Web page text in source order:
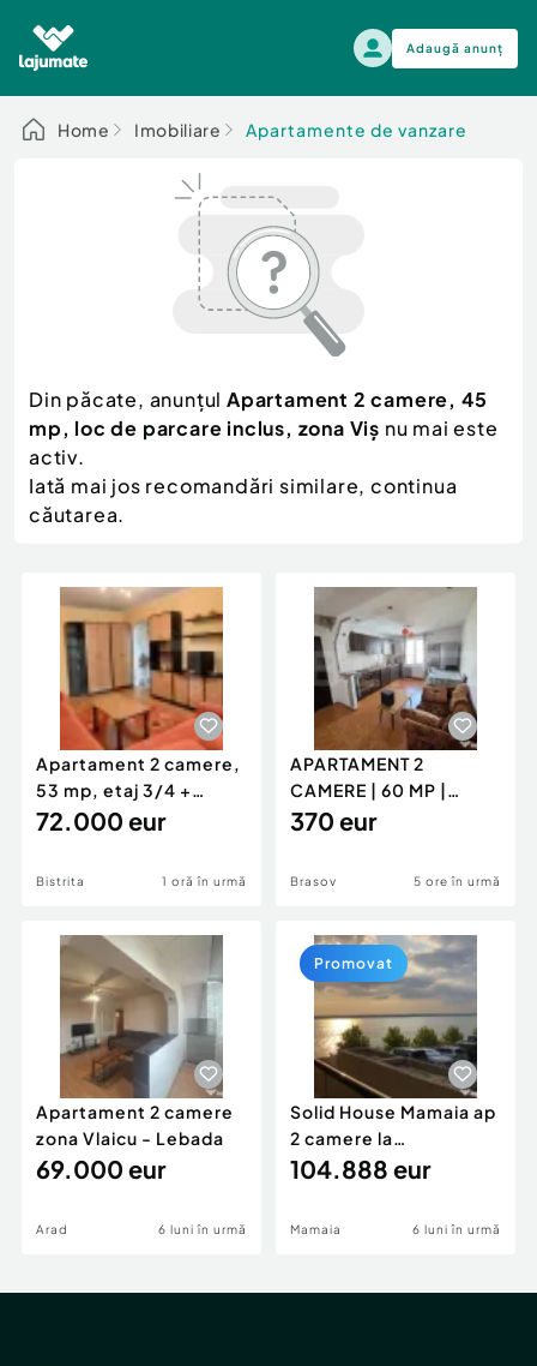
Adaugă anunț
Alege categoria
Auto, moto si ambarcatiuni
Electronice si electrocasnice
Mama si copilul
Moda si frumusete
Sport, timp liber, arta
Agro si Industrie
Animale de companie
Afaceri și echipamente profesionale
Inchiriere Bunuri si Vehicule
Auto, moto si ambarcatiuni
Scutere - ATV - UTV
Autoutilitare
Ambarcatiuni
Camioane - Rulote - Remorci
Motociclete
Piese auto si accesorii
Dacia Duster
Home Imobiliare Apartamente de vanzare
Din păcate, anunțul Apartament 2 camere, 45
mp, loc de parcare inclus, zona Viș nu mai este
activ.
Iată mai jos recomandări similare, continua
căutarea.
Apartament 2 camere,
53 mp, etaj 3/4 +
parcare acoperită |
72.000 eur
Bistrita 1 oră în urmă
APARTAMENT 2
CAMERE | 60 MP |
GENERAL MOCIULSCHI
370 eur
Brasov 5 ore în urmă
Apartament 2 camere
zona Vlaicu - Lebada
69.000 eur
Arad 6 luni în urmă
Solid House Mamaia ap
2 camere la
cheie,langa Mega
104.888 eur
Mamaia 6 luni în urmă
Promovat